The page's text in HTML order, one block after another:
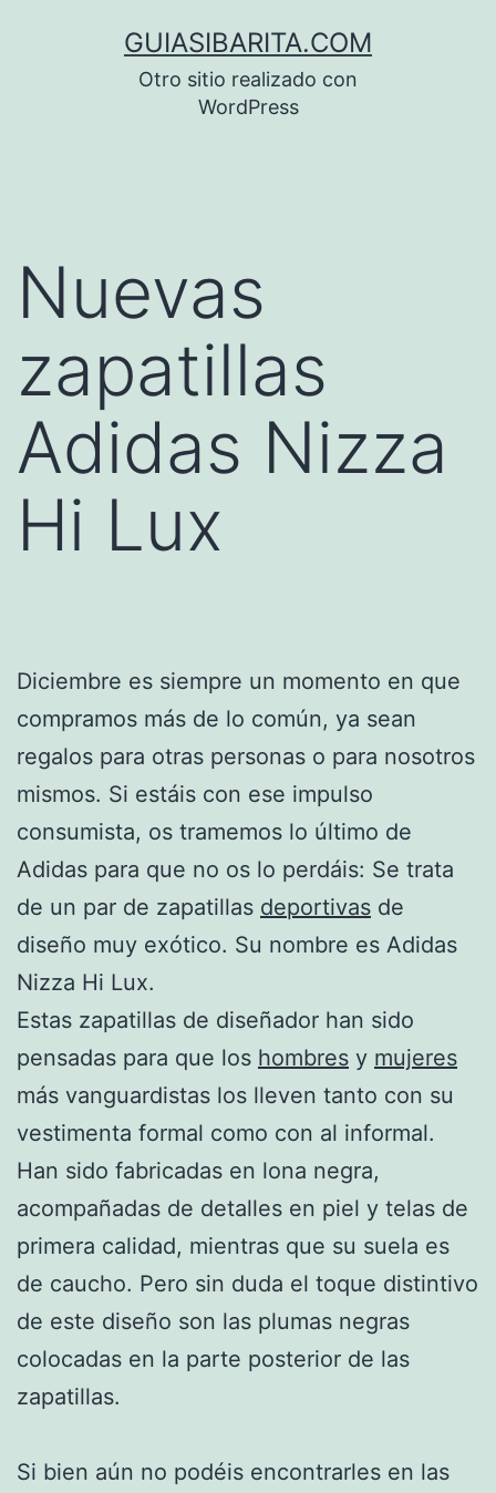
GUIASIBARITA.COM
Otro sitio realizado con
WordPress
Nuevas
zapatillas
Adidas Nizza
Hi Lux
Diciembre es siempre un momento en que
compramos más de lo común, ya sean
regalos para otras personas o para nosotros
mismos. Si estáis con ese impulso
consumista, os tramemos lo último de
Adidas para que no os lo perdáis: Se trata
de un par de zapatillas deportivas de
diseño muy exótico. Su nombre es Adidas
Nizza Hi Lux.
Estas zapatillas de diseñador han sido
pensadas para que los hombres y mujeres
más vanguardistas los lleven tanto con su
vestimenta formal como con al informal.
Han sido fabricadas en lona negra,
acompañadas de detalles en piel y telas de
primera calidad, mientras que su suela es
de caucho. Pero sin duda el toque distintivo
de este diseño son las plumas negras
colocadas en la parte posterior de las
zapatillas.
Si bien aún no podéis encontrarles en las